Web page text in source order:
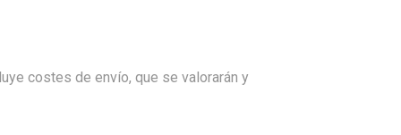
costes de envío, que se valorarán y